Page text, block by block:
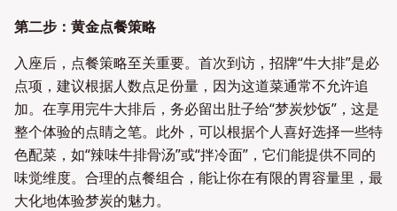
第二步：黄金点餐策略
入座后，点餐策略至关重要。首次到访，招牌“牛大排”是必
点项，建议根据人数点足份量，因为这道菜通常不允许追
加。在享用完牛大排后，务必留出肚子给“梦炭炒饭”，这是
整个体验的点睛之笔。此外，可以根据个人喜好选择一些特
色配菜，如“辣味牛排骨汤”或“拌冷面”，它们能提供不同的
味觉维度。合理的点餐组合，能让你在有限的胃容量里，最
大化地体验梦炭的魅力。